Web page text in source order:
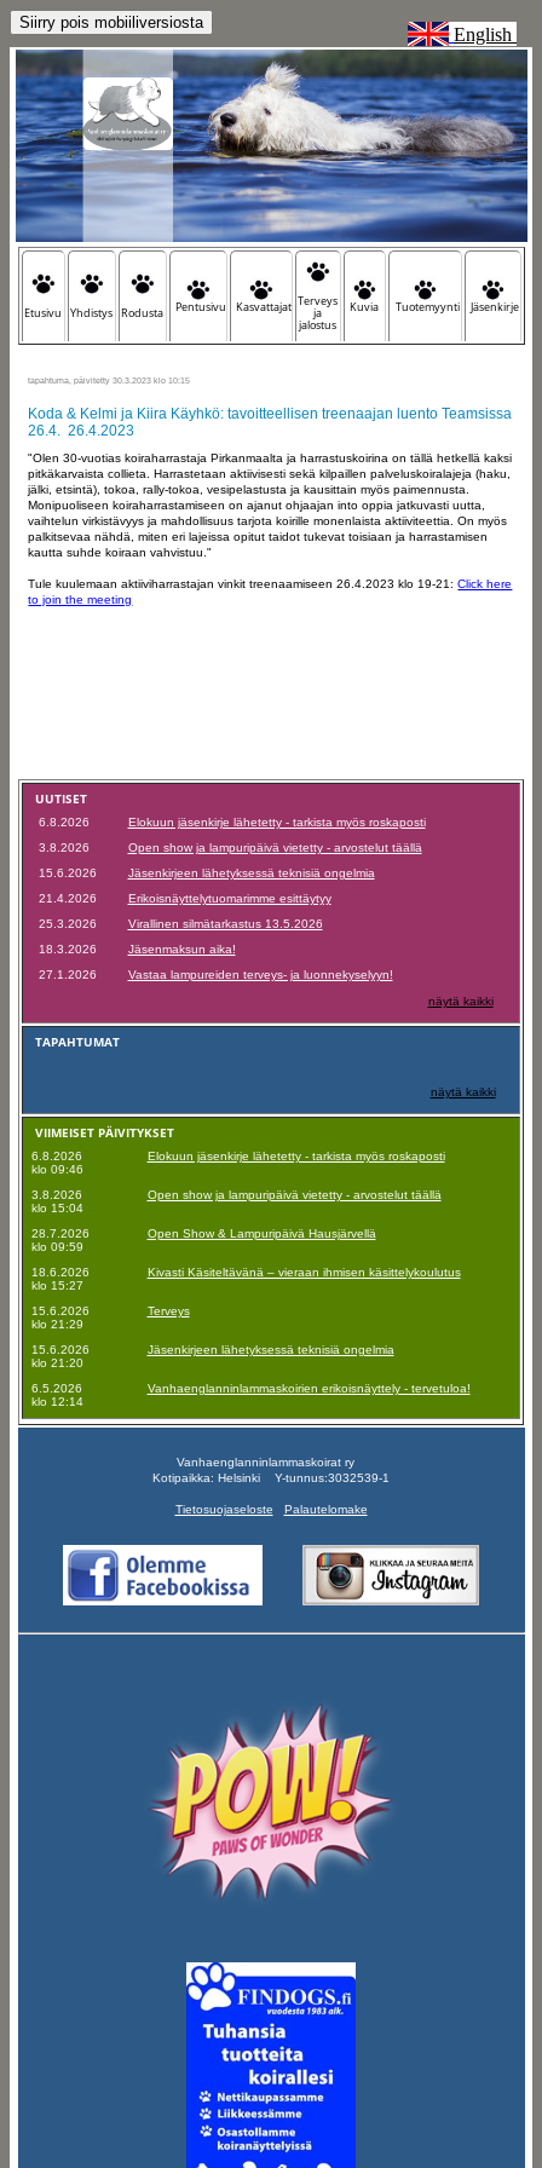
English
Etusivu Yhdistys Rodusta Pentusivu Kasvattajat Terveys
ja
jalostus
Kuvia Tuotemyynti Jäsenkirje
tapahtuma, päivitetty 30.3.2023 klo 10:15
Koda & Kelmi ja Kiira Käyhkö: tavoitteellisen treenaajan luento Teamsissa
26.4. 26.4.2023
"Olen 30-vuotias koiraharrastaja Pirkanmaalta ja harrastuskoirina on tällä hetkellä kaksi
pitkäkarvaista collieta. Harrastetaan aktiivisesti sekä kilpaillen palveluskoiralajeja (haku,
jälki, etsintä), tokoa, rally-tokoa, vesipelastusta ja kausittain myös paimennusta.
Monipuoliseen koiraharrastamiseen on ajanut ohjaajan into oppia jatkuvasti uutta,
vaihtelun virkistävyys ja mahdollisuus tarjota koirille monenlaista aktiiviteettia. On myös
palkitsevaa nähdä, miten eri lajeissa opitut taidot tukevat toisiaan ja harrastamisen
kautta suhde koiraan vahvistuu."
Tule kuulemaan aktiiviharrastajan vinkit treenaamiseen 26.4.2023 klo 19-21:Click here
to join the meeting
UUTISET
6.8.2026
Elokuun jäsenkirje lähetetty - tarkista myös roskaposti
3.8.2026
Open show ja lampuripäivä vietetty - arvostelut täällä
15.6.2026
Jäsenkirjeen lähetyksessä teknisiä ongelmia
21.4.2026
Erikoisnäyttelytuomarimme esittäytyy
25.3.2026
Virallinen silmätarkastus 13.5.2026
18.3.2026
Jäsenmaksun aika!
27.1.2026
Vastaa lampureiden terveys- ja luonnekyselyyn!
näytä kaikki
TAPAHTUMAT
näytä kaikki
VIIMEISET PÄIVITYKSET
6.8.2026
klo 09:46
Elokuun jäsenkirje lähetetty - tarkista myös roskaposti
3.8.2026
klo 15:04
Open show ja lampuripäivä vietetty - arvostelut täällä
28.7.2026
klo 09:59
Open Show & Lampuripäivä Hausjärvellä
18.6.2026
klo 15:27
Kivasti Käsiteltävänä – vieraan ihmisen käsittelykoulutus
15.6.2026
klo 21:29
Terveys
15.6.2026
klo 21:20
Jäsenkirjeen lähetyksessä teknisiä ongelmia
6.5.2026
klo 12:14
Vanhaenglanninlammaskoirien erikoisnäyttely - tervetuloa!
Vanhaenglanninlammaskoirat ry
Kotipaikka: Helsinki Y-tunnus:3032539-1
Tietosuojaseloste Palautelomake